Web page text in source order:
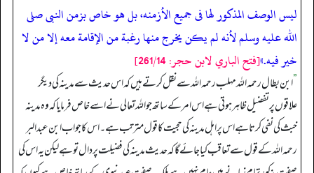
ليس الوصف المذكور لها فى جميع الأزمنه، بل هو خاص بزمن النبى صلى
الله عليه وسلم لأنه لم يكن يخرج منها رغبة من الإقامة معه إلا من لا
خير فيه.»[فتح الباري لابن حجر: 261/14]
”ابن بطال رحمہ اللہ مہلب رحمہ اللہ سے نقل کرتے ہیں کہ اس حدیث سے مدینہ کی دیگر
علاقوں پر تفضیل ظاہر ہوتی ہے اس امر کے ساتھ جو اللہ تعالی نے اسے خاص فرمایا کہ وہ مدینہ
خبث کی نفی کرتا ہے اس پر اہل مدینہ کی حجیت کا قول مترتب ہے۔ اس کا جواب ابن عبدالبر
رحمہ اللہ کے قول سے تعاقب کیا جائے گا کہ حدیث مدینہ کی فضیلت پر دال تو ہے لیکن یہ اس کی